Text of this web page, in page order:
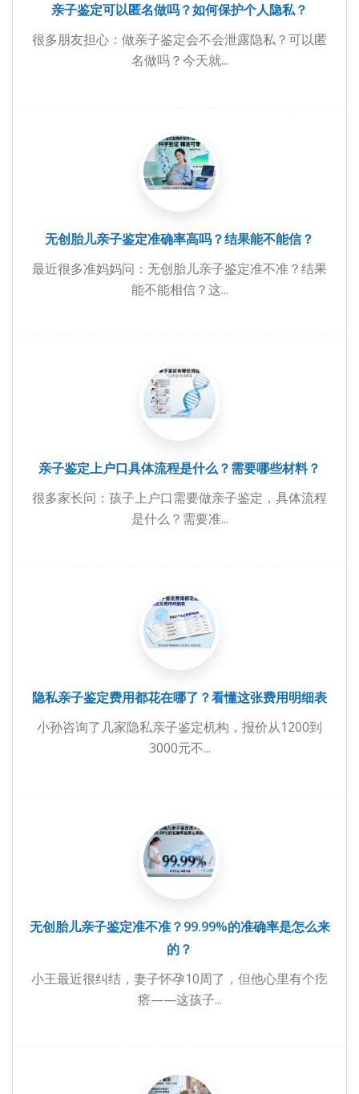
亲子鉴定可以匿名做吗？如何保护个人隐私？
很多朋友担心：做亲子鉴定会不会泄露隐私？可以匿
名做吗？今天就...
无创胎儿亲子鉴定准确率高吗？结果能不能信？
最近很多准妈妈问：无创胎儿亲子鉴定准不准？结果
能不能相信？这...
亲子鉴定上户口具体流程是什么？需要哪些材料？
很多家长问：孩子上户口需要做亲子鉴定，具体流程
是什么？需要准...
隐私亲子鉴定费用都花在哪了？看懂这张费用明细表
小孙咨询了几家隐私亲子鉴定机构，报价从1200到
3000元不...
无创胎儿亲子鉴定准不准？99.99%的准确率是怎么来
的？
小王最近很纠结，妻子怀孕10周了，但他心里有个疙
瘩——这孩子...